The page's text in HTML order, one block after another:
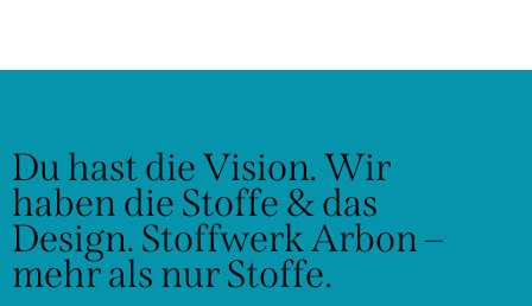
Du hast die Vision.Wir
haben die Stoffe & das
Design. Stoffwerk Arbon –
mehr als nur Stoffe.